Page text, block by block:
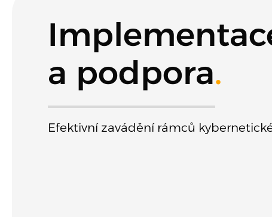
a podpora.
Efektivní zavádění rámců